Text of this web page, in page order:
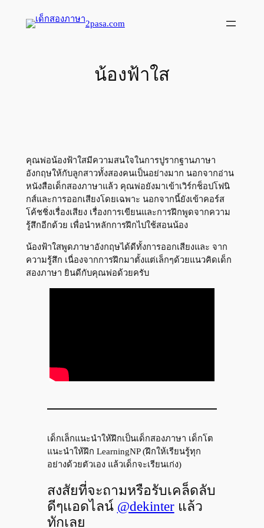
2pasa.com
น้องฟ้าใส
คุณพ่อน้องฟ้าใสมีความสนใจในการปูรากฐานภาษา
อังกฤษให้กับลูกสาวทั้งสองคนเป็นอย่างมาก นอกจากอ่าน
หนังสือเด็กสองภาษาแล้ว คุณพ่อยังมาเข้าเวิร์กช็อปโฟนิ
กส์และการออกเสียงโดยเฉพาะ นอกจากนี้ยังเข้าคอร์ส
โค้ชชิ่งเรื่องเสียง เรื่องการเขียนและการฝึกพูดจากความ
รู้สึกอีกด้วย เพื่อนำหลักการฝึกไปใช้สอนน้อง
น้องฟ้าใสพูดภาษาอังกฤษได้ดีทั้งการออกเสียงและ จาก
ความรู้สึก เนื่องจากการฝึกมาตั้งแต่เล็กๆด้วยแนวคิดเด็ก
สองภาษา ยินดีกับคุณพ่อด้วยครับ
เด็กเล็กแนะนำให้ฝึกเป็นเด็กสองภาษา เด็กโต
แนะนำให้ฝึก LearningNP (ฝึกให้เรียนรู้ทุก
อย่างด้วยตัวเอง แล้วเด็กจะเรียนเก่ง)
สงสัยที่จะถามหรือรับเคล็ดลับ
ดีๆแอดไลน์ @dekinterแล้ว
ทักเลย